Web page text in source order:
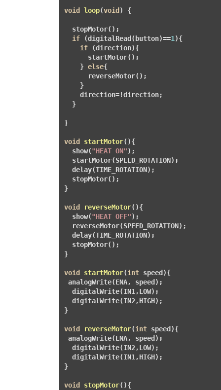
void loop(void ) {
  stopMotor();
if (digitalRead(button)==1 ){
if (direction){
      startMotor();
    }
else{
      reverseMotor();
    }
    direction=!direction;
  }
}
void startMotor(){
  show(
"HEAT ON");
  startMotor(SPEED_ROTATION);
  delay(TIME_ROTATION);
  stopMotor();
}
void reverseMotor(){
  show(
"HEAT OFF");
  reverseMotor(SPEED_ROTATION);
  delay(TIME_ROTATION);
  stopMotor();
}
void startMotor(int speed){
analogWrite(ENA, speed);
  digitalWrite(IN1,LOW);
  digitalWrite(IN2,HIGH);
}
void reverseMotor(int speed){
analogWrite(ENA, speed);
  digitalWrite(IN2,LOW);
  digitalWrite(IN1,HIGH);
}
void stopMotor(){